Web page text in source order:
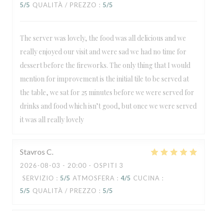
5/5 QUALITÀ / PREZZO : 5/5
The server was lovely, the food was all delicious and we
really enjoyed our visit and were sad we had no time for
dessert before the fireworks. The only thing that I would
mention for improvement is the initial tile to be served at
the table, we sat for 25 minutes before we were served for
drinks and food which isn’t good, but once we were served
it was all really lovely
Stavros C
2026-08-03 - 20:00 - OSPITI 3
SERVIZIO : 5/5 ATMOSFERA : 4/5 CUCINA :
5/5 QUALITÀ / PREZZO : 5/5